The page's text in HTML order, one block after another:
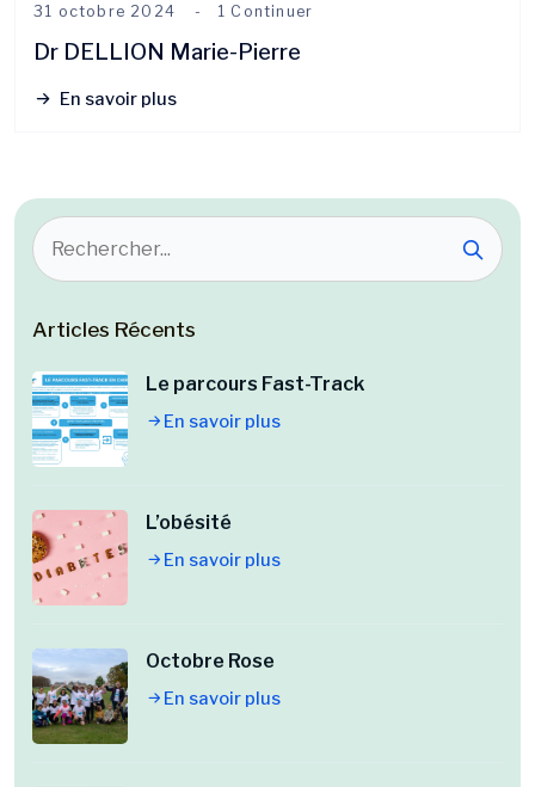
31 octobre 2024 1 Continuer
Dr DELLION Marie-Pierre
En savoir plus
Articles Récents
Le parcours Fast-Track
En savoir plus
L’obésité
En savoir plus
Octobre Rose
En savoir plus